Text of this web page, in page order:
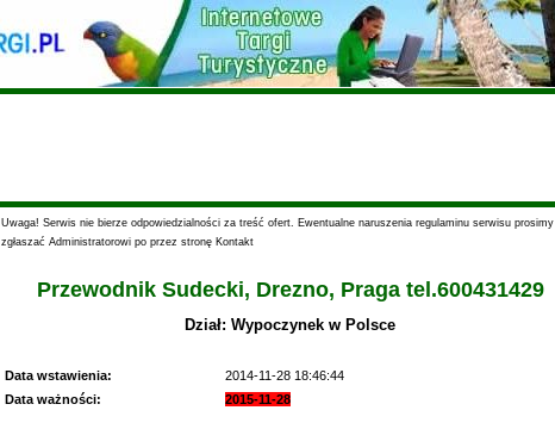
Uwaga! Serwis nie bierze odpowiedzialności za treść ofert. Ewentualne naruszenia regulaminu serwisu prosimy
zgłaszać Administratorowi po przez stronę Kontakt
Przewodnik Sudecki, Drezno, Praga tel.600431429
Dział: Wypoczynek w Polsce
Data wstawienia:
2014-11-28 18:46:44
Data ważności:
2015-11-28